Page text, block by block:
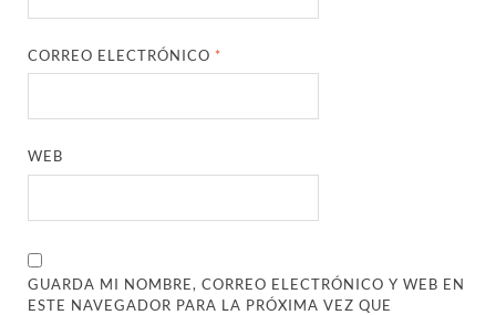
CORREO ELECTRÓNICO *
WEB
GUARDA MI NOMBRE, CORREO ELECTRÓNICO Y WEB EN
ESTE NAVEGADOR PARA LA PRÓXIMA VEZ QUE